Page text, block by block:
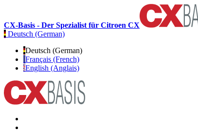
CX-Basis - Der Spezialist für Citroen CX
Deutsch (German)
Deutsch (German)
Français (French)
English (Anglais)